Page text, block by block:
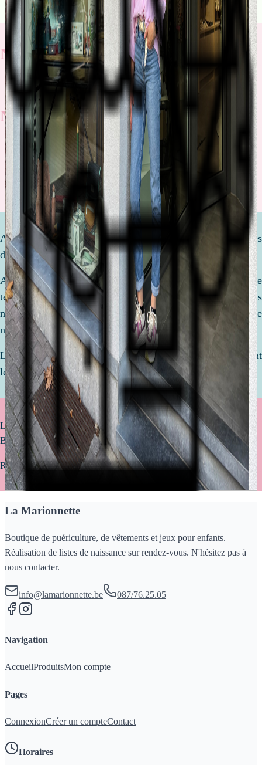
Nos nouveautés
Nos promotions
Découvrez toutes nos promotions
Attendre un enfant est l'une des étapes les plus importantes
de votre vie.
Afin de préparer la venue de ce petit être, nous prenons le
temps de discuter, de comparer et de vous conseiller. Nous
mettons tout en oeuvre pour réaliser ensemble une liste de
naissance qui vous ressemble !
Le but ? Être équipé de l'essentiel pour accueillir votre enfant
le plus sereinement avec des articles de qualité.
Livraison offerte à partir de 75€ d’achat (uniquement valable pour la
Belgique)
Retrait gratuit en magasin sous 2 à 4 jours
La Marionnette
Boutique de puériculture, de vêtements et jeux pour enfants.
Réalisation de listes de naissance sur rendez-vous. N'hésitez pas à
nous contacter.
info@lamarionnette.be 087/76.25.05
Navigation
AccueilProduitsMon compte
Pages
ConnexionCréer un compteContact
Horaires